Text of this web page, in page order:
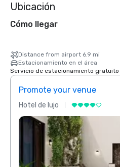
Ubicación
Cómo llegar
Distance from airport 6.9 mi
Estacionamiento en el área
Servicio de estacionamiento gratuito
Promote your venue
Hotel de lujo